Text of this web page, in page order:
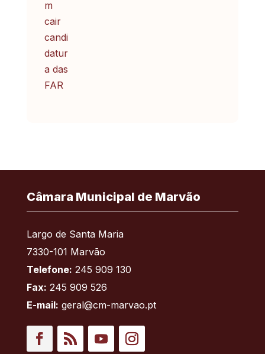
Câmara Municipal de Marvão
Largo de Santa Maria
7330-101 Marvão
Telefone: 245 909 130
Fax: 245 909 526
E-mail: geral@cm-marvao.pt